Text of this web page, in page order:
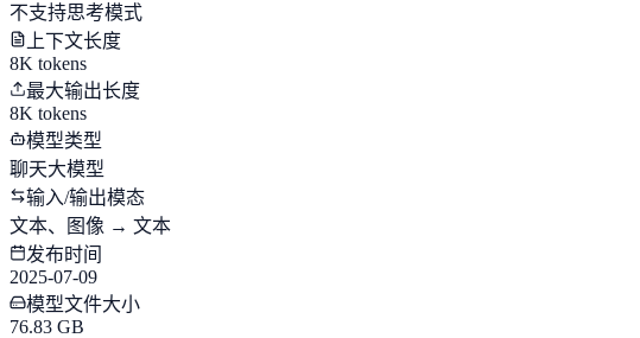
不支持思考模式
上下文长度
8K tokens
最大输出长度
8K tokens
模型类型
聊天大模型
输入/输出模态
文本、图像 → 文本
发布时间
2025-07-09
模型文件大小
76.83 GB